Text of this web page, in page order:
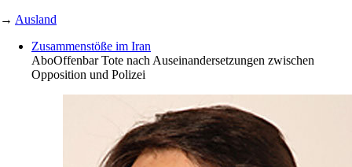
→ Ausland
Zusammenstöße im Iran
AboOffenbar Tote nach Auseinandersetzungen zwischen
Opposition und Polizei